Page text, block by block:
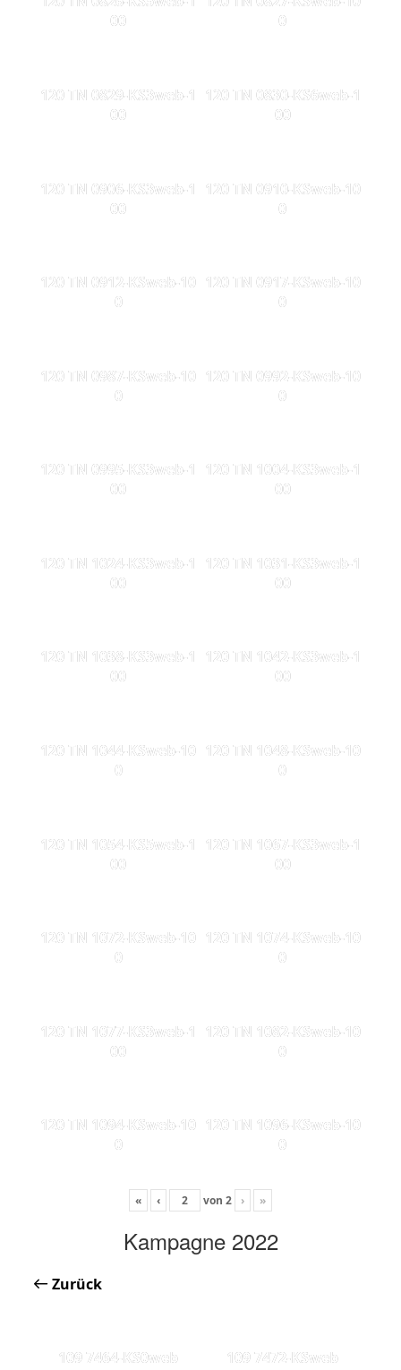
00
0
120 TN 0829-KS3web-1
00
120 TN 0830-KS6web-1
00
120 TN 0906-KS3web-1
00
120 TN 0910-KSweb-10
0
120 TN 0912-KSweb-10
0
120 TN 0917-KSweb-10
0
120 TN 0987-KSweb-10
0
120 TN 0992-KSweb-10
0
120 TN 0995-KS3web-1
00
120 TN 1004-KS3web-1
00
120 TN 1024-KS3web-1
00
120 TN 1031-KS3web-1
00
120 TN 1038-KS3web-1
00
120 TN 1042-KS3web-1
00
120 TN 1044-KSweb-10
0
120 TN 1048-KSweb-10
0
120 TN 1054-KS5web-1
00
120 TN 1067-KS3web-1
00
120 TN 1072-KSweb-10
0
120 TN 1074-KSweb-10
0
120 TN 1077-KS3web-1
00
120 TN 1082-KSweb-10
0
120 TN 1094-KSweb-10
0
120 TN 1096-KSweb-10
0
« ‹ von 2 › »
Kampagne 2022
Zurück
109 7464-KS0web 109 7472-KSweb